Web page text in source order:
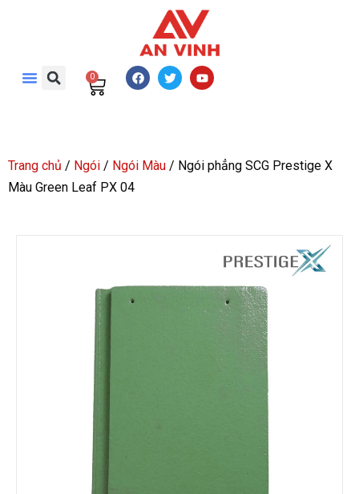
0
Trang chủ / Ngói / Ngói Màu / Ngói phẳng SCG Prestige X
Màu Green Leaf PX 04